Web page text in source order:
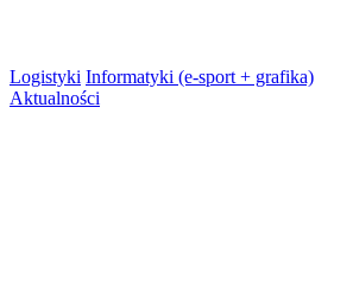
Logistyki Informatyki (e-sport + grafika)
Aktualności